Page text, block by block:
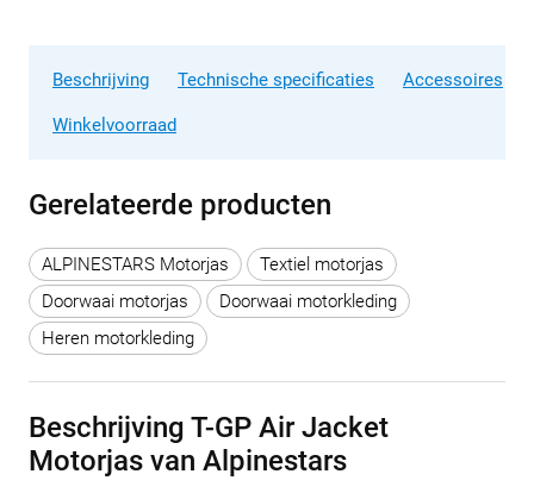
Beschrijving Technische specificaties Accessoires
Winkelvoorraad
Gerelateerde producten
ALPINESTARS Motorjas
Textiel motorjas
Doorwaai motorjas
Doorwaai motorkleding
Heren motorkleding
Beschrijving T-GP Air Jacket
Motorjas van Alpinestars